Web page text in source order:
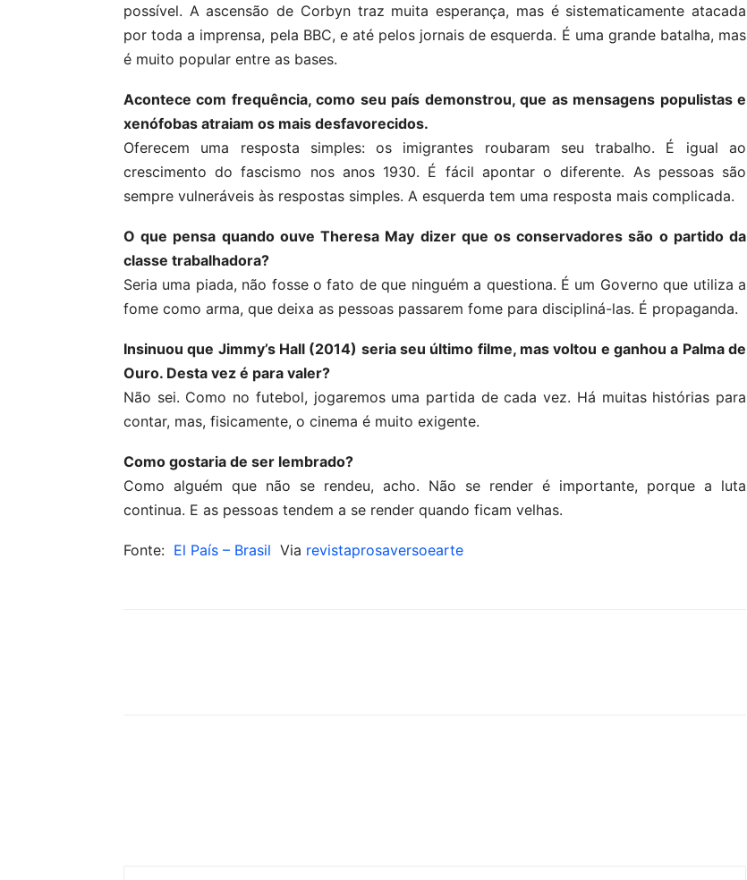
possível. A ascensão de Corbyn traz muita esperança, mas é sistematicamente atacada
por toda a imprensa, pela BBC, e até pelos jornais de esquerda. É uma grande batalha, mas
é muito popular entre as bases.
Acontece com frequência, como seu país demonstrou, que as mensagens populistas e
xenófobas atraiam os mais desfavorecidos.
Oferecem uma resposta simples: os imigrantes roubaram seu trabalho. É igual ao
crescimento do fascismo nos anos 1930. É fácil apontar o diferente. As pessoas são
sempre vulneráveis às respostas simples. A esquerda tem uma resposta mais complicada.
O que pensa quando ouve Theresa May dizer que os conservadores são o partido da
classe trabalhadora?
Seria uma piada, não fosse o fato de que ninguém a questiona. É um Governo que utiliza a
fome como arma, que deixa as pessoas passarem fome para discipliná-las. É propaganda.
Insinuou que Jimmy’s Hall (2014) seria seu último filme, mas voltou e ganhou a Palma de
Ouro. Desta vez é para valer?
Não sei. Como no futebol, jogaremos uma partida de cada vez. Há muitas histórias para
contar, mas, fisicamente, o cinema é muito exigente.
Como gostaria de ser lembrado?
Como alguém que não se rendeu, acho. Não se render é importante, porque a luta
continua. E as pessoas tendem a se render quando ficam velhas.
Fonte: El País – Brasil Via revistaprosaversoearte